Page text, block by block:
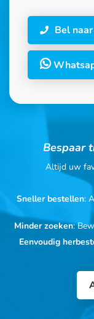
Bel
Bespaar
Altijd uw
Sneller bestellen:
Minder zoeken:
Eenvoudig